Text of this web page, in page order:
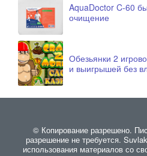
AquaDoctor C-60
очищение
Обезьянки 2
и выигрышей без
© Копирование разрешено.
разрешение не требуется.
использования материалов со